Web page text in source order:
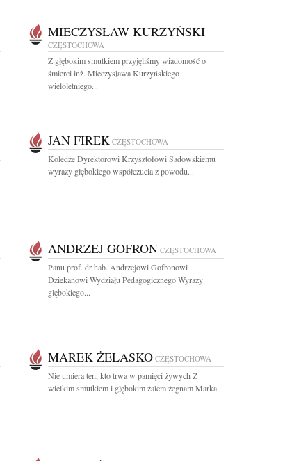
MIECZYSŁAW KURZYŃSKI
CZĘSTOCHOWA
Z głębokim smutkiem przyjęliśmy wiadomość o
śmierci inż. Mieczysława Kurzyńskiego
wieloletniego...
JAN FIREK CZĘSTOCHOWA
Koledze Dyrektorowi Krzysztofowi Sadowskiemu
wyrazy głębokiego współczucia z powodu...
ANDRZEJ GOFRON CZĘSTOCHOWA
Panu prof. dr hab. Andrzejowi Gofronowi
Dziekanowi Wydziału Pedagogicznego Wyrazy
głębokiego...
MAREK ŻELASKO CZĘSTOCHOWA
Nie umiera ten, kto trwa w pamięci żywych Z
wielkim smutkiem i głębokim żalem żegnam Marka...